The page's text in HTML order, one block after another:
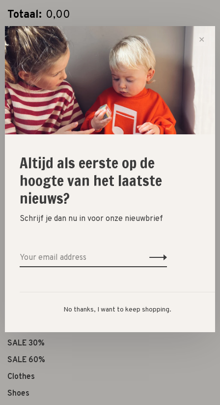
Totaal: 0,00
Kies een product
Share this product: Facebook Twitter Email
Related products Back to home
sleeves // light yellow w
SALE 30%
SALE 60%
Clothes
Shoes
✕
Altijd als eerste op de
hoogte van het laatste
nieuws?
Schrijf je dan nu in voor onze nieuwbrief
No thanks, I want to keep shopping.